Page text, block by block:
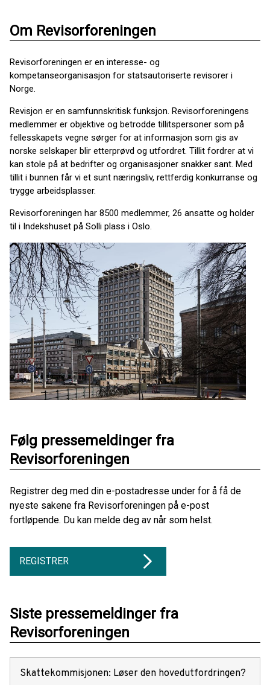
Om Revisorforeningen
Revisorforeningen er en interesse- og
kompetanseorganisasjon for statsautoriserte revisorer i
Norge.
Revisjon er en samfunnskritisk funksjon. Revisorforeningens
medlemmer er objektive og betrodde tillitspersoner som på
fellesskapets vegne sørger for at informasjon som gis av
norske selskaper blir etterprøvd og utfordret. Tillit fordrer at vi
kan stole på at bedrifter og organisasjoner snakker sant. Med
tillit i bunnen får vi et sunt næringsliv, rettferdig konkurranse og
trygge arbeidsplasser.
Revisorforeningen har 8500 medlemmer, 26 ansatte og holder
til i Indekshuset på Solli plass i Oslo.
Følg pressemeldinger fra
Revisorforeningen
Registrer deg med din e-postadresse under for å få de
nyeste sakene fra Revisorforeningen på e-post
fortløpende. Du kan melde deg av når som helst.
REGISTRER
Siste pressemeldinger fra
Revisorforeningen
Skattekommisjonen: Løser den hovedutfordringen?